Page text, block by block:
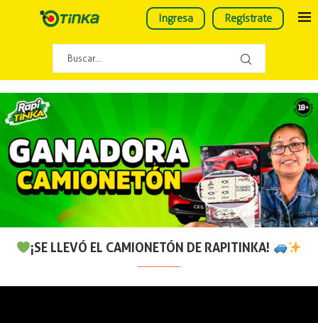
Ingresa Regístrate
¡SE LLEVÓ EL CAMIONETÓN DE RAPITINKA!